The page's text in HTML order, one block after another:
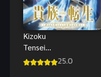
Kizoku
Tensei
Megumareta25.0